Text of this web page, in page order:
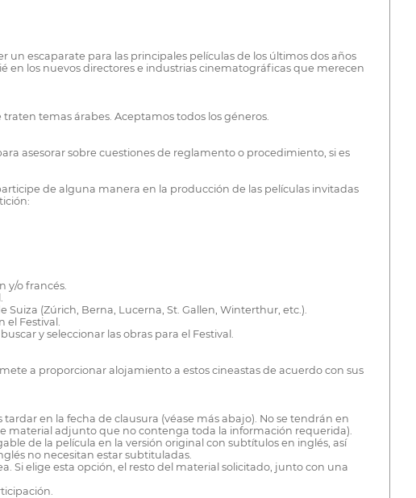
escaparate para las principales películas de los últimos dos años
en los nuevos directores e industrias cinematográficas que merecen
temas árabes. Aceptamos todos los géneros.
asesorar sobre cuestiones de reglamento o procedimiento, si es
de alguna manera en la producción de las películas invitadas
y/o francés.
(Zúrich, Berna, Lucerna, St. Gallen, Winterthur, etc.).
Festival.
y seleccionar las obras para el Festival.
a proporcionar alojamiento a estos cineastas de acuerdo con sus
en la fecha de clausura (véase más abajo). No se tendrán en
material adjunto que no contenga toda la información requerida).
de la película en la versión original con subtítulos en inglés, así
no necesitan estar subtituladas.
Si elige esta opción, el resto del material solicitado, junto con una